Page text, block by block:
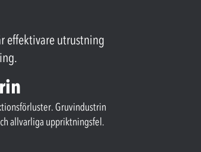
effektivare utrustning
Gruvindustrin
allvarliga uppriktningsfel.